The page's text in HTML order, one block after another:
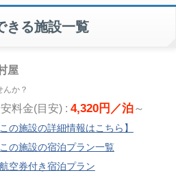
きる施設一覧
屋
か？
料金(目安) : 4,320円／泊～
この施設の詳細情報はこちら】
の施設の宿泊プラン一覧
空券付き宿泊プラン